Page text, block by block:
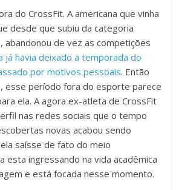
do CrossFit. A americana que vinha
desde que subiu da categoria
abandonou de vez as competições
já havia deixado a temporada do
por motivos pessoais. Então
esse período fora do esporte parece
ela. A agora ex-atleta de CrossFit
nas redes sociais que o tempo
novas acabou sendo
saísse de fato do meio
esta ingressando na vida acadêmica
e está focada nesse momento.